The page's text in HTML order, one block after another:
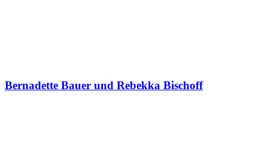
Bernadette Bauer und Rebekka Bischoff